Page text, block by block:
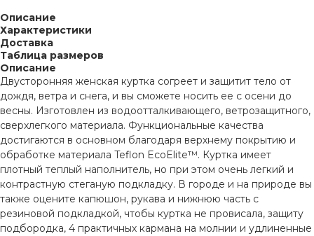
Описание
Характеристики
Доставка
Таблица размеров
Описание
Двусторонняя женская куртка согреет и защитит тело от
дождя, ветра и снега, и вы сможете носить ее с осени до
весны. Изготовлен из водоотталкивающего, ветрозащитного,
сверхлегкого материала. Функциональные качества
достигаются в основном благодаря верхнему покрытию и
обработке материала Teflon EcoElite™. Куртка имеет
плотный теплый наполнитель, но при этом очень легкий и
контрастную стеганую подкладку. В городе и на природе вы
также оцените капюшон, рукава и нижнюю часть с
резиновой подкладкой, чтобы куртка не провисала, защиту
подбородка, 4 практичных кармана на молнии и удлиненные